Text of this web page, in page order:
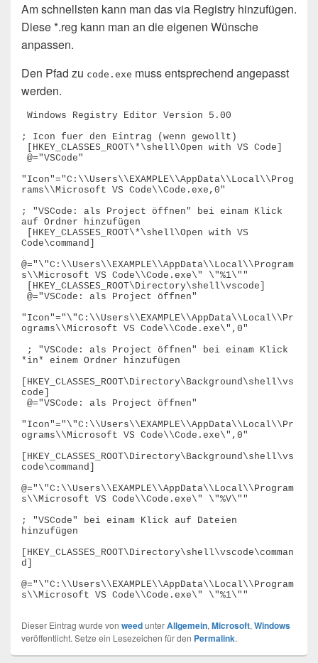
Am schnellsten kann man das via Registry hinzufügen.
Diese *.reg kann man an die eigenen Wünsche
anpassen.
Den Pfad zu code.exe muss entsprechend angepasst
werden.
; Icon fuer den Eintrag (wenn gewollt)
"Icon"="C:\\Users\\EXAMPLE\\AppData\\Local\\Prog
rams\\Microsoft VS Code\\Code.exe,0"
; "VSCode: als Project öffnen" bei einam Klick
auf Ordner hinzufügen
Code\command]
@="\"C:\\Users\\EXAMPLE\\AppData\\Local\\Program
s\\Microsoft VS Code\\Code.exe\" \"%1\""
"Icon"="\"C:\\Users\\EXAMPLE\\AppData\\Local\\Pr
ograms\\Microsoft VS Code\\Code.exe\",0"
*in* einem Ordner hinzufügen
[HKEY_CLASSES_ROOT\Directory\Background\shell\vs
code]
"Icon"="\"C:\\Users\\EXAMPLE\\AppData\\Local\\Pr
ograms\\Microsoft VS Code\\Code.exe\",0"
[HKEY_CLASSES_ROOT\Directory\Background\shell\vs
code\command]
@="\"C:\\Users\\EXAMPLE\\AppData\\Local\\Program
s\\Microsoft VS Code\\Code.exe\" \"%V\""
; "VSCode" bei einam Klick auf Dateien
hinzufügen
[HKEY_CLASSES_ROOT\Directory\shell\vscode\comman
d]
@="\"C:\\Users\\EXAMPLE\\AppData\\Local\\Program
Dieser Eintrag wurde von weedunterAllgemein, Microsoft, Windows
veröffentlicht. Setze ein Lesezeichen für den Permalink.